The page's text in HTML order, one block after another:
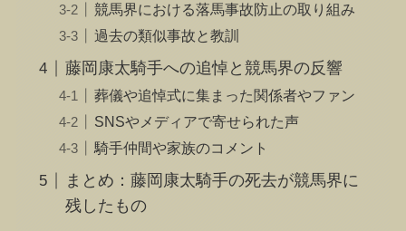
競馬界における落馬事故防止の取り組み
過去の類似事故と教訓
藤岡康太騎手への追悼と競馬界の反響
葬儀や追悼式に集まった関係者やファン
SNSやメディアで寄せられた声
騎手仲間や家族のコメント
まとめ：藤岡康太騎手の死去が競馬界に
残したもの